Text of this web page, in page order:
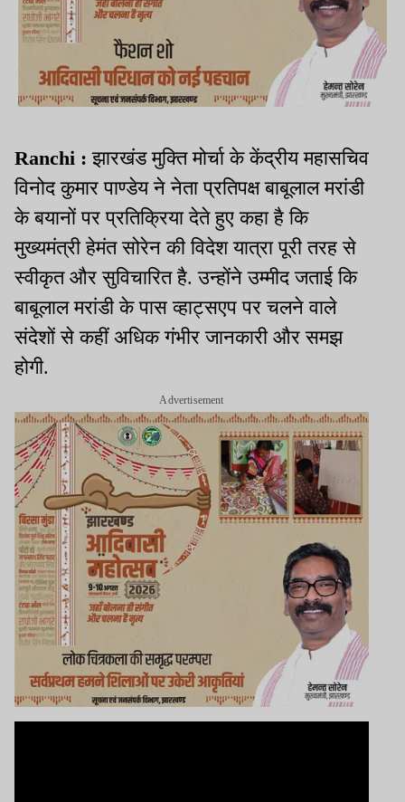
Ranchi :झारखंड मुक्ति मोर्चा के केंद्रीय महासचिव
विनोद कुमार पाण्डेय ने नेता प्रतिपक्ष बाबूलाल मरांडी
के बयानों पर प्रतिक्रिया देते हुए कहा है कि
मुख्यमंत्री हेमंत सोरेन की विदेश यात्रा पूरी तरह से
स्वीकृत और सुविचारित है. उन्होंने उम्मीद जताई कि
बाबूलाल मरांडी के पास व्हाट्सएप पर चलने वाले
संदेशों से कहीं अधिक गंभीर जानकारी और समझ
होगी.
Advertisement